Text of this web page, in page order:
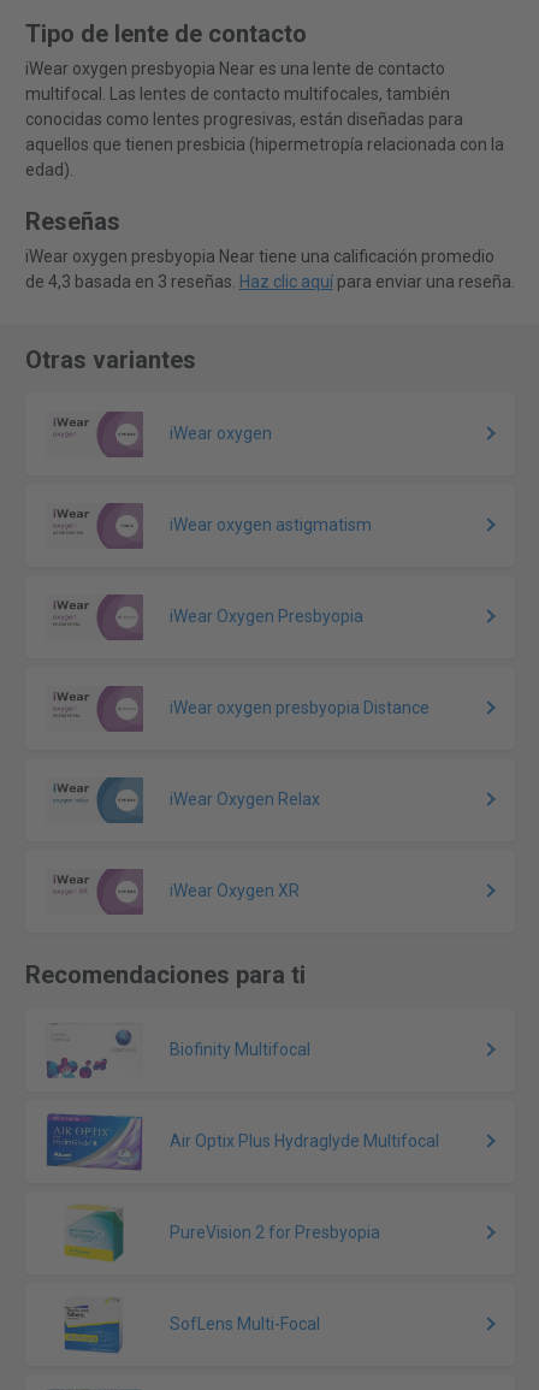
Tipo de lente de contacto
iWear oxygen presbyopia Near es una lente de contacto
multifocal. Las lentes de contacto multifocales, también
conocidas como lentes progresivas, están diseñadas para
aquellos que tienen presbicia (hipermetropía relacionada con la
edad).
Reseñas
iWear oxygen presbyopia Near tiene una calificación promedio
de 4,3 basada en 3 reseñas. Haz clic aquípara enviar una reseña.
Otras variantes
iWear oxygen
iWear oxygen astigmatism
iWear Oxygen Presbyopia
iWear oxygen presbyopia Distance
iWear Oxygen Relax
iWear Oxygen XR
Recomendaciones para ti
Biofinity Multifocal
Air Optix Plus Hydraglyde Multifocal
PureVision 2 for Presbyopia
SofLens Multi-Focal